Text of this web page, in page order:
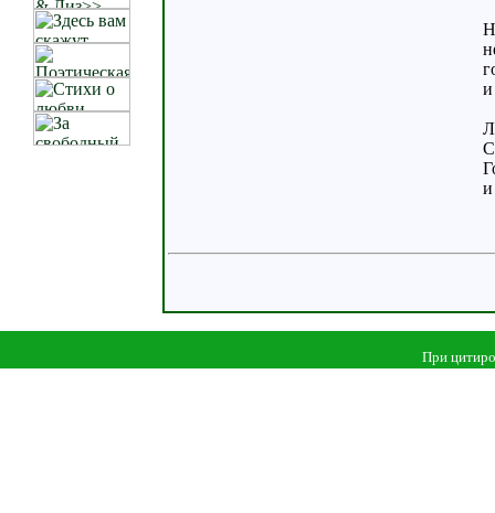
и
и
При